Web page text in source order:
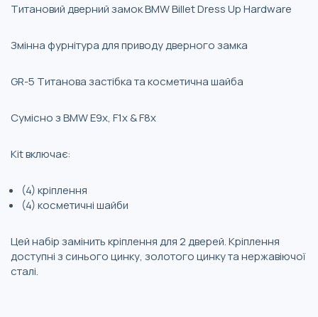
Титановий дверний замок BMW Billet Dress Up Hardware
Змінна фурнітура для приводу дверного замка
GR-5 Титанова застібка та косметична шайба
Сумісно з BMW E9x, F1x & F8x
Kit включає:
(4) кріплення
(4) косметичні шайби
Цей набір замінить кріплення для 2 дверей. Кріплення
доступні з синього цинку, золотого цинку та нержавіючої
сталі.